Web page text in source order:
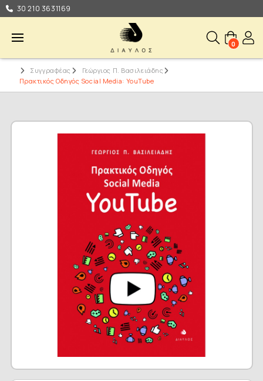
30 210 3631169
0
Συγγραφέας
Γεώργιος Π. Βασιλειάδης
Πρακτικός Οδηγός Social Media: YouTube